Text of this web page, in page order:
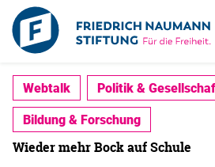
Webtalk
Politik &
Bildung & Forschung
Wieder mehr Bock auf Schule